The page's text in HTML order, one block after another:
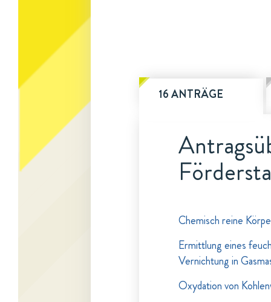
16 ANTRÄGE
Chemisch reine
Ermittlung eines
Vernichtung in
Oxydation von